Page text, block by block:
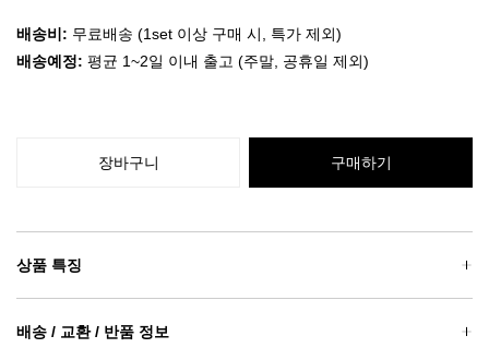
배송비: 무료배송 (1set 이상 구매 시, 특가 제외)
배송예정: 평균 1~2일 이내 출고 (주말, 공휴일 제외)
장바구니 구매하기
상품 특징
배송 / 교환 / 반품 정보